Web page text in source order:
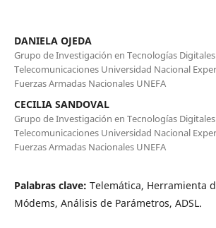
DANIELA OJEDA
Grupo de Investigación en Tecnologías
Telecomunicaciones Universidad Nacional
Fuerzas Armadas Nacionales UNEFA
CECILIA SANDOVAL
Grupo de Investigación en Tecnologías
Telecomunicaciones Universidad Nacional
Fuerzas Armadas Nacionales UNEFA
Palabras clave: Telemática, Herramienta
Módems, Análisis de Parámetros, ADSL.